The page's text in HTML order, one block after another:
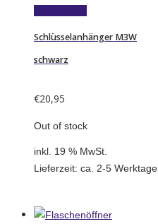
Schlüsselanhänger M3W
schwarz
€20,95
Out of stock
inkl. 19 % MwSt.
Lieferzeit: ca. 2-5 Werktage